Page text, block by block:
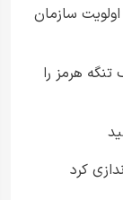
سازمان
هرمز را